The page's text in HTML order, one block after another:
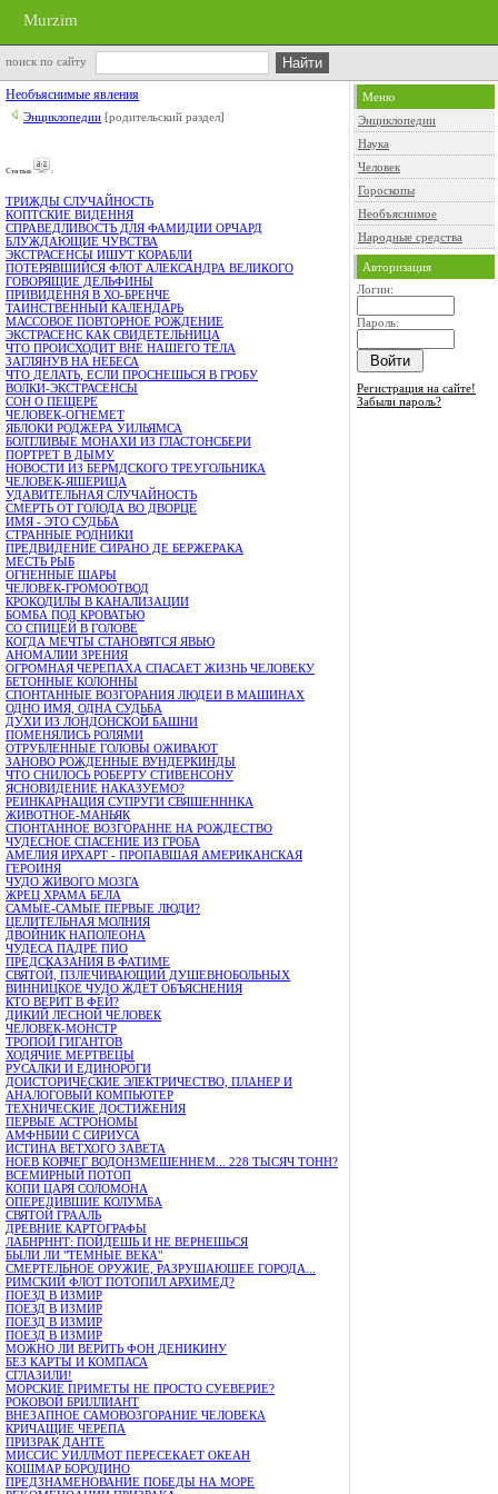
Murzim
поиск по сайту
Необъяснимые явления
Энциклопедии [родительский раздел]
Cтатьи :
ТРИЖДЫ СЛУЧАЙНОСТЬ
КОПТСКИЕ ВИДЕННЯ
СПРАВЕДЛИВОСТЬ ДЛЯ ФАМИДИИ ОРЧАРД
БЛУЖДАЮЩИЕ ЧУВСТВА
ЭКСТРАСЕНСЫ ИШУТ КОРАБЛИ
ПОТЕРЯВШИЙСЯ ФЛОТ АЛЕКСАНДРА ВЕЛИКОГО
ГОВОРЯЩИЕ ДЕЛЬФИНЫ
ПРИВИДЕННЯ В ХО-БРЕНЧЕ
ТАИНСТВЕННЫЙ КАЛЕНДАРЬ
МАССОВОЕ ПОВТОРНОЕ РОЖДЕНИЕ
ЭКСТРАСЕНС КАК СВИДЕТЕЛЬНИЦА
ЧТО ПРОИСХОДИТ ВНЕ НАШЕГО ТЕЛА
ЗАГЛЯНУВ НА НЕБЕСА
ЧТО ДЕЛАТЬ, ЕСЛИ ПРОСНЕШЬСЯ В ГРОБУ
ВОЛКИ-ЭКСТРАСЕНСЫ
СОН О ПЕЩЕРЕ
ЧЕЛОВЕК-ОГНЕМЕТ
ЯБЛОКИ РОДЖЕРА УИЛЬЯМСА
БОЛТЛИВЫЕ МОНАХИ ИЗ ГЛАСТОНСБЕРИ
ПОРТРЕТ В ДЫМУ
НОВОСТИ ИЗ БЕРМДСКОГО ТРЕУГОЛЬНИКА
ЧЕЛОВЕК-ЯШЕРИЦА
УДАВИТЕЛЬНАЯ СЛУЧАЙНОСТЬ
СМЕРТЬ ОТ ГОЛОДА ВО ДВОРЦЕ
ИМЯ - ЭТО СУДЬБА
СТРАННЫЕ РОДНИКИ
ПРЕДВИДЕНИЕ СИРАНО ДЕ БЕРЖЕРАКА
МЕСТЬ РЫБ
ОГНЕННЫЕ ШАРЫ
ЧЕЛОВЕК-ГРОМООТВОД
КРОКОДИЛЫ В КАНАЛИЗАЦИИ
БОМБА ПОД КРОВАТЬЮ
СО СПИЦЕЙ В ГОЛОВЕ
КОГДА МЕЧТЫ СТАНОВЯТСЯ ЯВЬЮ
АНОМАЛИИ ЗРЕНИЯ
ОГРОМНАЯ ЧЕРЕПАХА СПАСАЕТ ЖИЗНЬ ЧЕЛОВЕКУ
БЕТОННЫЕ КОЛОННЫ
СПОНТАННЫЕ ВОЗГОРАНИЯ ЛЮДЕИ В МАШИНАХ
ОДНО ИМЯ, ОДНА СУДЬБА
ДУХИ ИЗ ЛОНДОНСКОЙ БАШНИ
ПОМЕНЯЛИСЬ РОЛЯМИ
ОТРУБЛЕННЫЕ ГОЛОВЫ ОЖИВАЮТ
ЗАНОВО РОЖДЕННЫЕ ВУНДЕРКИНДЫ
ЧТО СНИЛОСЬ РОБЕРТУ СТИВЕНСОНУ
ЯСНОВИДЕНИЕ НАКАЗУЕМО?
РЕИНКАРНАЦИЯ СУПРУГИ СВЯШЕНННКА
ЖИВОТНОЕ-МАНЬЯК
СПОНТАННОЕ ВОЗГОРАННЕ НА РОЖДЕСТВО
ЧУДЕСНОЕ СПАСЕНИЕ ИЗ ГРОБА
АМЕЛИЯ ИРХАРТ - ПРОПАВШАЯ АМЕРИКАНСКАЯ
ГЕРОИНЯ
ЧУДО ЖИВОГО МОЗГА
ЖРЕЦ ХРАМА БЕЛА
САМЫЕ-САМЫЕ ПЕРВЫЕ ЛЮДИ?
ЦЕЛИТЕЛЬНАЯ МОЛНИЯ
ДВОЙНИК НАПОЛЕОНА
ЧУДЕСА ПАДРЕ ПИО
ПРЕДСКАЗАНИЯ В ФАТИМЕ
СВЯТОЙ, ПЗЛЕЧИВАЮЩИЙ ДУШЕВНОБОЛЬНЫХ
ВИННИЦКОЕ ЧУДО ЖДЕТ ОБЪЯСНЕНИЯ
КТО ВЕРИТ В ФЕЙ?
ДИКИЙ ЛЕСНОЙ ЧЕЛОВЕК
ЧЕЛОВЕК-МОНСТР
ТРОПОЙ ГИГАНТОВ
ХОДЯЧИЕ МЕРТВЕЦЫ
РУСАЛКИ И ЕДИНОРОГИ
ДОИСТОРИЧЕСКИЕ ЭЛЕКТРИЧЕСТВО, ПЛАНЕР И
АНАЛОГОВЫЙ КОМПЬЮТЕР
ТЕХНИЧЕСКИЕ ДОСТИЖЕНИЯ
ПЕРВЫЕ АСТРОНОМЫ
АМФНБИИ С СИРИУСА
ИСТИНА ВЕТХОГО ЗАВЕТА
НОЕВ КОВЧЕГ ВОДОНЗМЕШЕННЕМ... 228 ТЫСЯЧ ТОНН?
ВСЕМИРНЫЙ ПОТОП
КОПИ ЦАРЯ СОЛОМОНА
ОПЕРЕДИВШИЕ КОЛУМБА
СВЯТОЙ ГРААЛЬ
ДРЕВНИЕ КАРТОГРАФЫ
ЛАБНРННТ: ПОЙДЕШЬ И НЕ ВЕРНЕШЬСЯ
БЫЛИ ЛИ "ТЕМНЫЕ ВЕКА"
СМЕРТЕЛЬНОЕ ОРУЖИЕ, РАЗРУШАЮШЕЕ ГОРОДА...
РИМСКИЙ ФЛОТ ПОТОПИЛ АРХИМЕД?
ПОЕЗД В ИЗМИР
ПОЕЗД В ИЗМИР
ПОЕЗД В ИЗМИР
ПОЕЗД В ИЗМИР
МОЖНО ЛИ ВЕРИТЬ ФОН ДЕНИКИНУ
БЕЗ КАРТЫ И КОМПАСА
СГЛАЗИЛИ!
МОРСКИЕ ПРИМЕТЫ НЕ ПРОСТО СУЕВЕРИЕ?
РОКОВОЙ БРИЛЛИАНТ
ВНЕЗАПНОЕ САМОВОЗГОРАНИЕ ЧЕЛОВЕКА
КРИЧАЩИЕ ЧЕРЕПА
ПРИЗРАК ДАНТЕ
МИССИС УИЛЛМОТ ПЕРЕСЕКАЕТ ОКЕАН
КОШМАР БОРОДИНО
ПРЕДЗНАМЕНОВАНИЕ ПОБЕДЫ НА МОРЕ
Меню
Энциклопедии
Наука
Человек
Гороскопы
Необъяснимое
Народные средства
Авторизация
Логин:
Пароль:
Регистрация на сайте!
Забыли пароль?